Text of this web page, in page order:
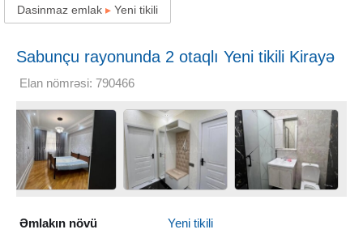
Dasinmaz emlak ▸ Yeni tikili
Sabunçu rayonunda 2 otaqlı Yeni tikili Kirayə
verilir, 61 m²
Elan nömrəsi: 790466
Əmlakın növü Yeni tikili